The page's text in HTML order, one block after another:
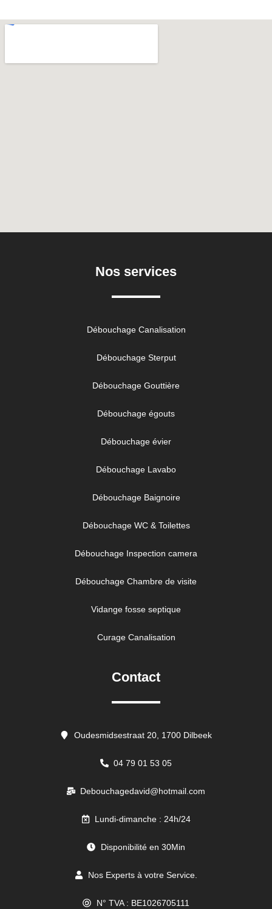
Nos services
Débouchage Canalisation
Débouchage Sterput
Débouchage Gouttière
Débouchage égouts
Débouchage évier
Débouchage Lavabo
Débouchage Baignoire
Débouchage WC & Toilettes
Débouchage Inspection camera
Débouchage Chambre de visite
Vidange fosse septique
Curage Canalisation
Contact
Oudesmidsestraat 20, 1700 Dilbeek
04 79 01 53 05
Debouchagedavid@hotmail.com
Lundi-dimanche : 24h/24
Disponibilité en 30Min
Nos Experts à votre Service.
N° TVA : BE1026705111